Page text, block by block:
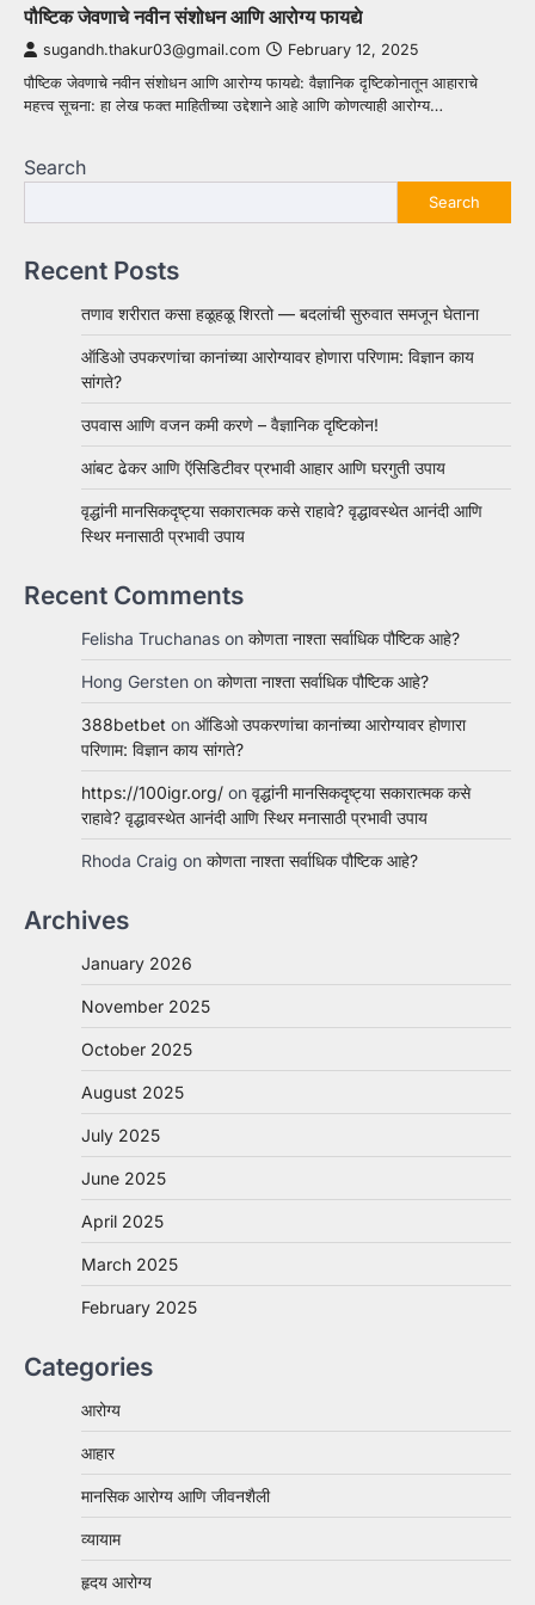
पौष्टिक जेवणाचे नवीन संशोधन आणि आरोग्य फायद्ये
sugandh.thakur03@gmail.com February 12, 2025
पौष्टिक जेवणाचे नवीन संशोधन आणि आरोग्य फायद्ये: वैज्ञानिक दृष्टिकोनातून आहाराचे
महत्त्व सूचना: हा लेख फक्त माहितीच्या उद्देशाने आहे आणि कोणत्याही आरोग्य…
Search
Search
Recent Posts
तणाव शरीरात कसा हळूहळू शिरतो — बदलांची सुरुवात समजून घेताना
ऑडिओ उपकरणांचा कानांच्या आरोग्यावर होणारा परिणाम: विज्ञान काय
सांगते?
उपवास आणि वजन कमी करणे – वैज्ञानिक दृष्टिकोन!
आंबट ढेकर आणि ऍसिडिटीवर प्रभावी आहार आणि घरगुती उपाय
वृद्धांनी मानसिकदृष्ट्या सकारात्मक कसे राहावे? वृद्धावस्थेत आनंदी आणि
स्थिर मनासाठी प्रभावी उपाय
Recent Comments
Felisha Truchanas on कोणता नाश्ता सर्वाधिक पौष्टिक आहे?
Hong Gersten on कोणता नाश्ता सर्वाधिक पौष्टिक आहे?
388betbet on ऑडिओ उपकरणांचा कानांच्या आरोग्यावर होणारा
परिणाम: विज्ञान काय सांगते?
https://100igr.org/ on वृद्धांनी मानसिकदृष्ट्या सकारात्मक कसे
राहावे? वृद्धावस्थेत आनंदी आणि स्थिर मनासाठी प्रभावी उपाय
Rhoda Craig on कोणता नाश्ता सर्वाधिक पौष्टिक आहे?
Archives
January 2026
November 2025
October 2025
August 2025
July 2025
June 2025
April 2025
March 2025
February 2025
Categories
आरोग्य
आहार
मानसिक आरोग्य आणि जीवनशैली
व्यायाम
हृदय आरोग्य